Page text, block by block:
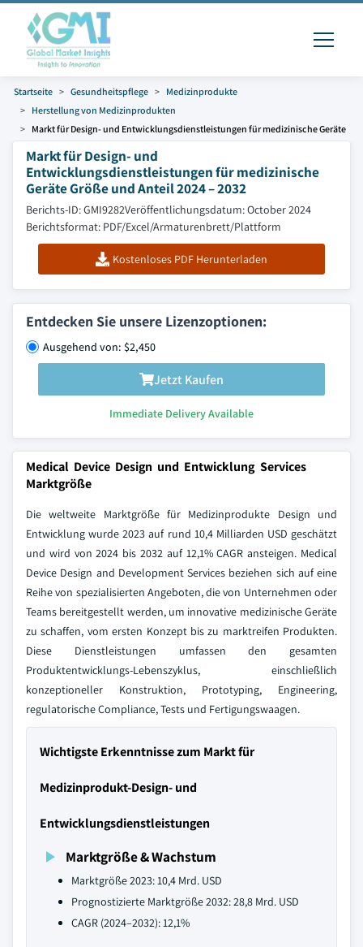
Startseite Gesundheitspflege
Medizinprodukte
Herstellung von Medizinprodukten
Markt für Design- und Entwicklungsdienstleistungen für medizinische Geräte
Markt für Design- und
Entwicklungsdienstleistungen für medizinische
Geräte Größe und Anteil 2024 – 2032
Berichts-ID: GMI9282Veröffentlichungsdatum: October 2024
Berichtsformat: PDF/Excel/Armaturenbrett/Plattform
Kostenloses PDF Herunterladen
Entdecken Sie unsere Lizenzoptionen:
Ausgehend von: $2,450
Jetzt Kaufen
Immediate Delivery Available
Medical Device Design und Entwicklung Services
Marktgröße
Die weltweite Marktgröße für Medizinprodukte Design und
Entwicklung wurde 2023 auf rund 10,4 Milliarden USD geschätzt
und wird von 2024 bis 2032 auf 12,1% CAGR ansteigen. Medical
Device Design and Development Services beziehen sich auf eine
Reihe von spezialisierten Angeboten, die von Unternehmen oder
Teams bereitgestellt werden, um innovative medizinische Geräte
zu schaffen, vom ersten Konzept bis zu marktreifen Produkten.
Diese Dienstleistungen umfassen den gesamten
Produktentwicklungs-Lebenszyklus, einschließlich
konzeptioneller Konstruktion, Prototyping, Engineering,
regulatorische Compliance, Tests und Fertigungswaagen.
Wichtigste Erkenntnisse zum Markt für
Medizinprodukt-Design- und
Entwicklungsdienstleistungen
Marktgröße & Wachstum
Marktgröße 2023: 10,4 Mrd. USD
Prognostizierte Marktgröße 2032: 28,8 Mrd. USD
CAGR (2024–2032): 12,1%